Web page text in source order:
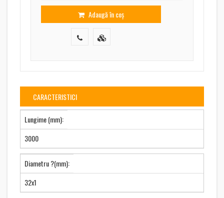
Adaugă în coș
CARACTERISTICI
Lungime (mm):
3000
Diametru ?(mm):
32x1